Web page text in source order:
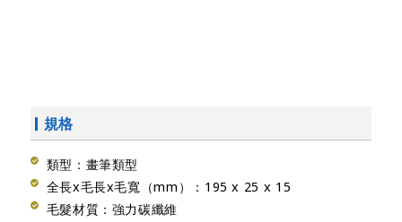
規格
類型：畫筆類型
全長x毛長x毛寬（mm）：195 x 25 x 15
毛髮材質：強力碳纖維